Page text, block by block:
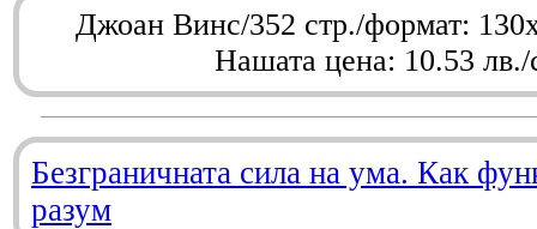
Джоан Винс/352 стр./формат:
Нашата цена: 10.53 лв./
Безграничната сила на ума. Как
разум